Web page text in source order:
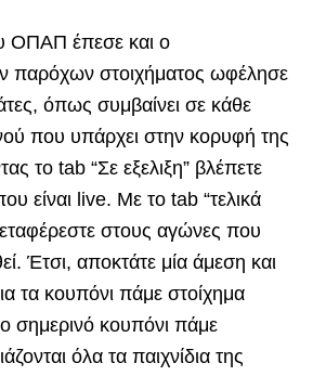
ΟΠΑΠ έπεσε και ο
παρόχων στοιχήματος ωφέλησε
όπως συμβαίνει σε κάθε
που υπάρχει στην κορυφή της
το tab “Σε εξελιξη” βλέπετε
είναι live. Με το tab “τελικά
στους αγώνες που
Έτσι, αποκτάτε μία άμεση και
τα κουπόνι πάμε στοίχημα
σημερινό κουπόνι πάμε
όλα τα παιχνίδια της